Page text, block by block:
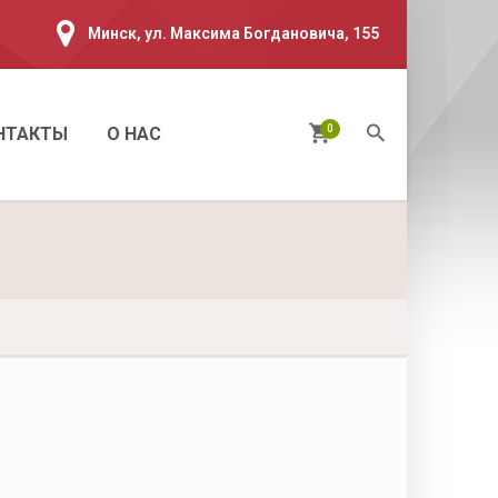
Минск, ул. Максима Богдановича, 155
О НАС 0